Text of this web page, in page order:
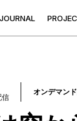
JOURNAL PROJEC
オンデマン